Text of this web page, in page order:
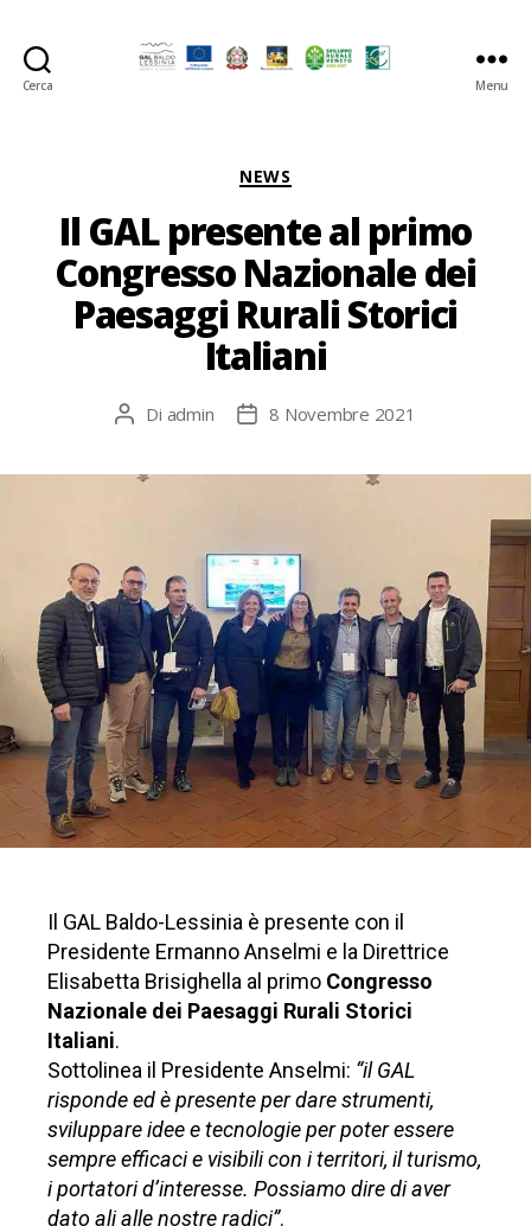
Cerca Menu
Categorie
NEWS
Il GAL presente al primo
Congresso Nazionale dei
Paesaggi Rurali Storici
Italiani
Autore
Di admin
Data8 Novembre 2021
Il GAL Baldo-Lessinia è presente con il
Presidente Ermanno Anselmi e la Direttrice
Elisabetta Brisighella al primo Congresso
Nazionale dei Paesaggi Rurali Storici
Italiani.
Sottolinea il Presidente Anselmi: “il GAL
risponde ed è presente per dare strumenti,
sviluppare idee e tecnologie per poter essere
sempre efficaci e visibili con i territori, il turismo,
i portatori d’interesse. Possiamo dire di aver
dato ali alle nostre radici”.